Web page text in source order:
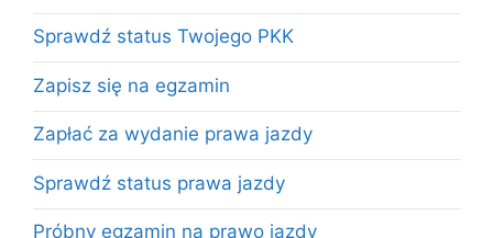
Sprawdź status Twojego PKK
Zapisz się na egzamin
Zapłać za wydanie prawa jazdy
Sprawdź status prawa jazdy
Próbny egzamin na prawo jazdy